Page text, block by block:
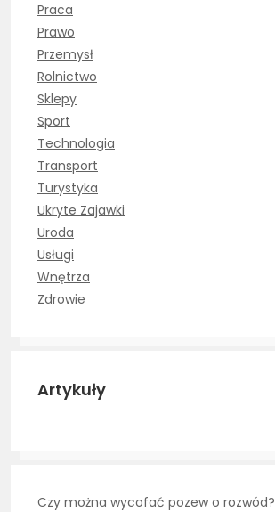
Praca
Prawo
Przemysł
Rolnictwo
Sklepy
Sport
Technologia
Transport
Turystyka
Ukryte Zajawki
Uroda
Usługi
Wnętrza
Zdrowie
Artykuły
Czy można wycofać pozew o rozwód?